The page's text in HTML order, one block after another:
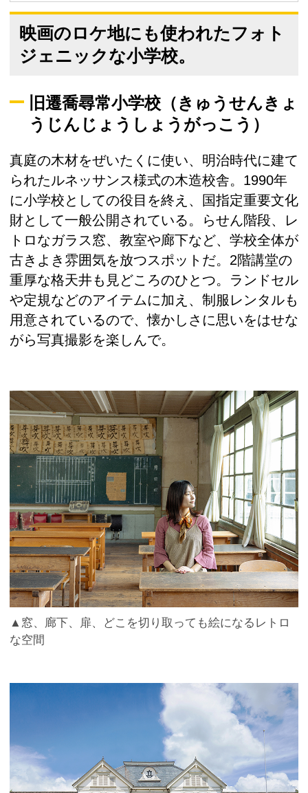
映画のロケ地にも使われたフォト
ジェニックな小学校。
旧遷喬尋常小学校（きゅうせんきょ
うじんじょうしょうがっこう）
真庭の木材をぜいたくに使い、明治時代に建て
られたルネッサンス様式の木造校舎。1990年
に小学校としての役目を終え、国指定重要文化
財として一般公開されている。らせん階段、レ
トロなガラス窓、教室や廊下など、学校全体が
古きよき雰囲気を放つスポットだ。2階講堂の
重厚な格天井も見どころのひとつ。ランドセル
や定規などのアイテムに加え、制服レンタルも
用意されているので、懐かしさに思いをはせな
がら写真撮影を楽しんで。
▲窓、廊下、扉、どこを切り取っても絵になるレトロ
な空間